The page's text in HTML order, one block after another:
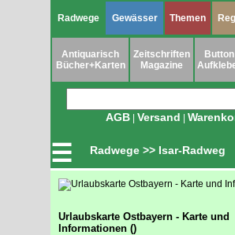
Radwege Gewässer Themen
Antiquarisch
Bücher+Karten
Zeitschriften
Magazine
Button
AGB | Versand |
☰ Radwege >> Isar-Radweg
Urlaubskarte Ostbayern - Karte und
Informationen ()